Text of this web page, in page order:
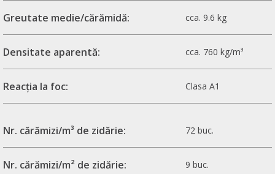
Greutate medie/cărămidă: cca. 9.6 kg
Densitate aparentă: cca. 760 kg/m³
Reacția la foc: Clasa A1
Nr. cărămizi/m³ de zidărie: 72 buc.
Nr. cărămizi/m² de zidărie: 9 buc.